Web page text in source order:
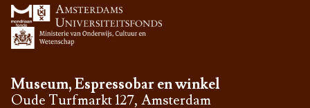
Museum, Espressobar en winkel
Oude Turfmarkt 127, Amsterdam